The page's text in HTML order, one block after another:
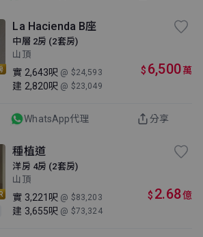
La Hacienda B座
中層 2房 (2套房)
山頂
實 2,643呎 @ $24,593
建 2,820呎 @ $23,049
$ 6,500萬
WhatsApp代理 分享
種植道
洋房 4房 (2套房)
山頂
實 3,221呎 @ $83,203
建 3,655呎 @ $73,324
$ 2.68億